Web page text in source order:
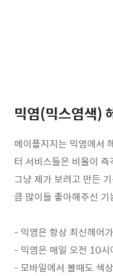
믹염(믹스염색)
메이플지지는 믹염에서
터 서비스들은 비율이
그냥 제가 보려고 만든
큼 많이들 좋아해주신 기
- 믹염은 항상 최신헤어
- 믹염은 매일 오전 10시
- 모바일에서 볼때도 색